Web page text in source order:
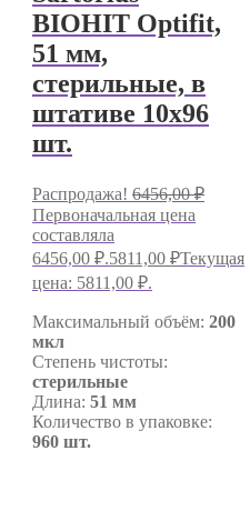
BIOHIT Optifit,
51 мм,
стерильные, в
штативе 10х96
шт.
Распродажа! 6456,00₽
Первоначальная цена
составляла
6456,00 ₽.5811,00 ₽Текущая
цена: 5811,00 ₽.
Максимальный объём: 200
мкл
Степень чистоты:
стерильные
Длина: 51 мм
Количество в упаковке:
960 шт.